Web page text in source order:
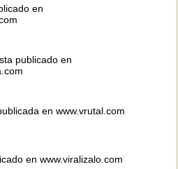
en
publicado en
en www.vrutal.com
en www.viralizalo.com